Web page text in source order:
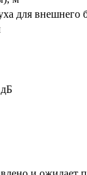
для внешнего